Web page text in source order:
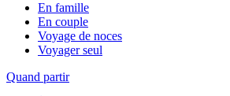
En famille
En couple
Voyage de noces
Voyager seul
Quand partir